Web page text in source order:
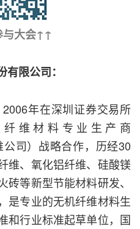
大会↑↑
限公司：
年在深圳证券交易所
纤维材料专业生产商
司）战略合作，历经30
维、氧化铝纤维、硅酸镁
等新型节能材料研发、
是专业的无机纤维材料生
和行业标准起草单位，国